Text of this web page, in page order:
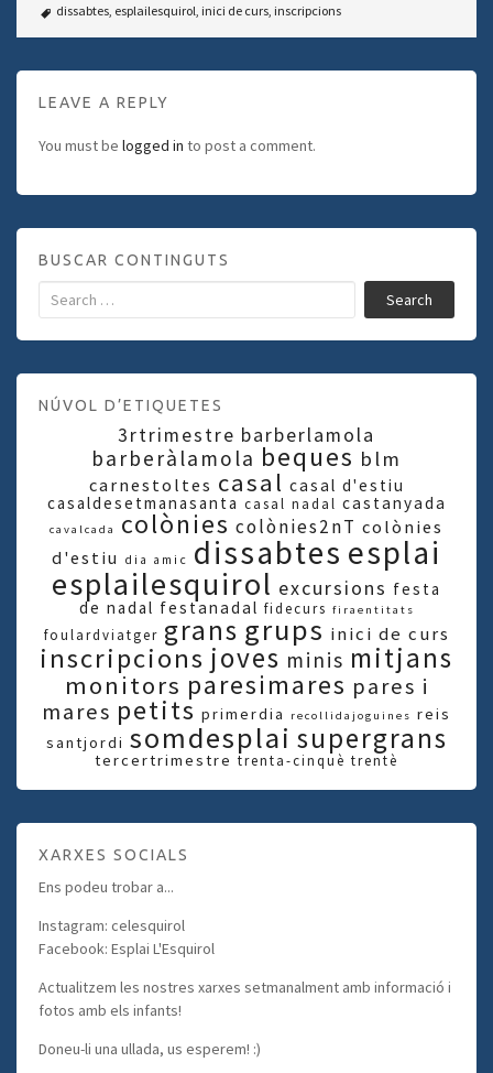
dissabtes esplailesquirol inici de curs inscripcions
LEAVE A REPLY
You must be logged in to post a comment.
BUSCAR CONTINGUTS
Search
NÚVOL D’ETIQUETES
3rtrimestre barberlamola
barberàlamola beques blm
carnestoltes casal casal d'estiu
casaldesetmanasanta casal nadal castanyada
cavalcada colònies colònies2nT colònies
d'estiu
dia amic dissabtes esplai
esplailesquirol excursions festa
de nadal festanadal fidecurs firaentitats
foulardviatger grans grups inici de curs
inscripcions joves minis mitjans
monitors paresimares pares i
mares petits primerdia recollidajoguines reis
santjordi somdesplai supergrans
tercertrimestre trenta-cinquè trentè
XARXES SOCIALS
Ens podeu trobar a...
Instagram: celesquirol
Facebook: Esplai L'Esquirol
Actualitzem les nostres xarxes setmanalment amb informació i
fotos amb els infants!
Doneu-li una ullada, us esperem! :)